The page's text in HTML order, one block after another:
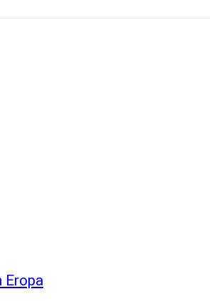
Eropa